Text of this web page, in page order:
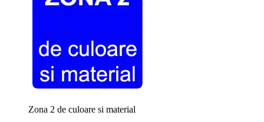
Zona 2 de culoare si material